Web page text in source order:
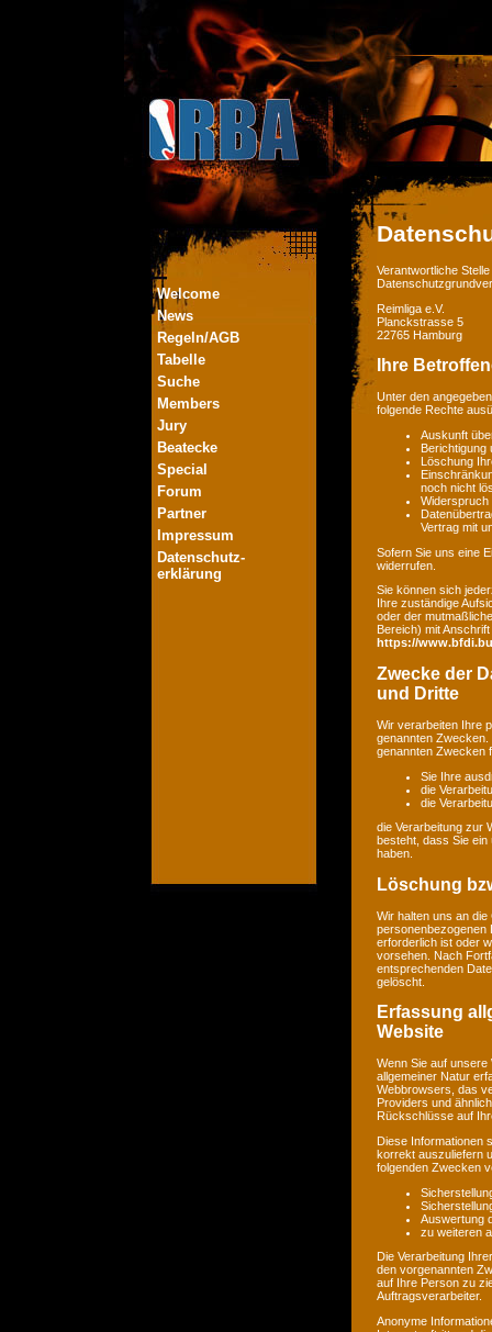
Welcome
News
Regeln/AGB
Tabelle
Suche
Members
Jury
Beatecke
Special
Forum
Partner
Impressum
Datenschutz-
erklärung
Verantwortliche
Reimliga e.V.
Planckstrasse 5
22765 Hamburg
Ihre
Unter den
folgende Rechte
Auskunft
Berichtigung
Löschung
noch nicht
Widerspruch
Vertrag mit
Sofern Sie uns eine
widerrufen.
Sie können sich
Ihre zuständige
oder der
Bereich) mit
https://
Zwecke der
und Dritte
Wir verarbeiten Ihre
genannten
genannten Zwecken
Sie Ihre
die
die
die Verarbeitung zur
besteht, dass Sie
haben.
Löschung
Wir halten uns an
personenbezogenen
erforderlich ist oder
vorsehen. Nach
entsprechenden
gelöscht.
Erfassung
Website
Wenn Sie auf
allgemeiner Natur
Webbrowsers, das
Providers und
Rückschlüsse auf
Diese Informationen
korrekt auszuliefern
folgenden Zwecken
Auswertung
zu weiteren
Die Verarbeitung
den vorgenannten
auf Ihre Person zu
Auftragsverarbeiter.
Anonyme